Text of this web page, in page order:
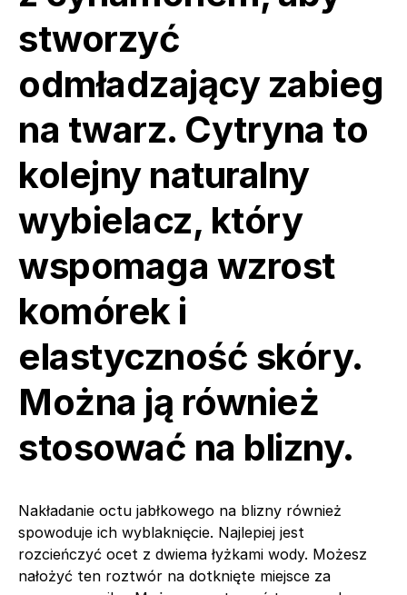
stworzyć
odmładzający zabieg
na twarz. Cytryna to
kolejny naturalny
wybielacz, który
wspomaga wzrost
komórek i
elastyczność skóry.
Można ją również
stosować na blizny.
Nakładanie octu jabłkowego na blizny również
spowoduje ich wyblaknięcie. Najlepiej jest
rozcieńczyć ocet z dwiema łyżkami wody. Możesz
nałożyć ten roztwór na dotknięte miejsce za